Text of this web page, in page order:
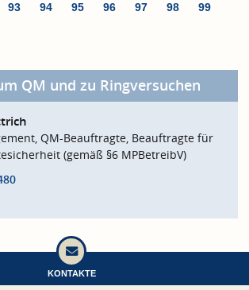
93 94 95 96 97 98
99
QM und zu Ringversuchen
QM-Beauftragte, Beauftragte für
(gemäß §6 MPBetreibV)
KONTAKTE